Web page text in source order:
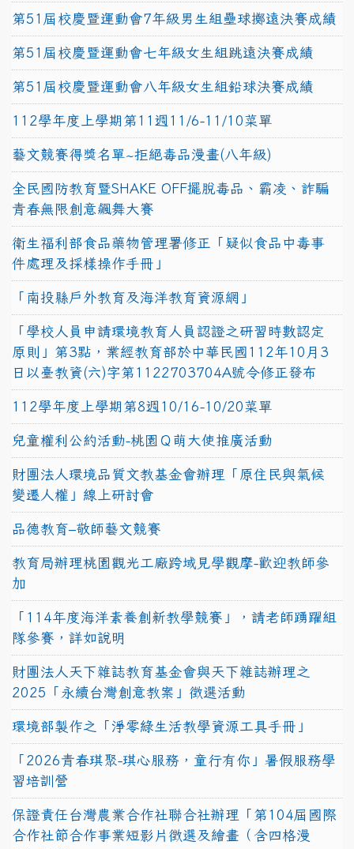
第51屆校慶暨運動會7年級男生組壘球擲遠決賽成績
第51屆校慶暨運動會七年級女生組跳遠決賽成績
第51屆校慶暨運動會八年級女生組鉛球決賽成績
112學年度上學期第11週11/6-11/10菜單
藝文競賽得獎名單~拒絕毒品漫畫(八年級)
全民國防教育暨SHAKE OFF擺脫毒品、霸凌、詐騙
青春無限創意飆舞大賽
衛生福利部食品藥物管理署修正「疑似食品中毒事
件處理及採樣操作手冊」
「南投縣戶外教育及海洋教育資源網」
「學校人員申請環境教育人員認證之研習時數認定
原則」第3點，業經教育部於中華民國112年10月3
日以臺教資(六)字第1122703704A號令修正發布
112學年度上學期第8週10/16-10/20菜單
兒童權利公約活動-桃園Ｑ萌大使推廣活動
財團法人環境品質文教基金會辦理「原住民與氣候
變遷人權」線上研討會
品德教育–敬師藝文競賽
教育局辦理桃園觀光工廠跨域見學觀摩-歡迎教師參
加
「114年度海洋素養創新教學競賽」，請老師踴躍組
隊參賽，詳如說明
財團法人天下雜誌教育基金會與天下雜誌辦理之
2025「永續台灣創意教案」徵選活動
環境部製作之「淨零綠生活教學資源工具手冊」
「2026青春琪聚-琪心服務，童行有你」暑假服務學
習培訓營
保證責任台灣農業合作社聯合社辦理「第104屆國際
合作社節合作事業短影片徵選及繪畫（含四格漫